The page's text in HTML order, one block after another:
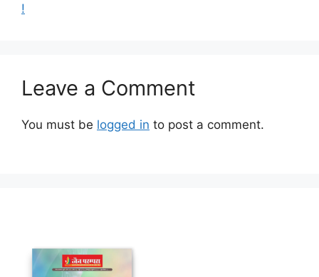
!
Leave a Comment
You must be logged in to post a comment.